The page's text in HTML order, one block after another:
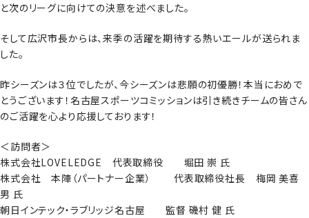
と次のリーグに向けての決意を述べました。
そして広沢市長からは、来季の活躍を期待する熱いエールが送られま
した。
昨シーズンは３位でしたが、今シーズンは悲願の初優勝！本当におめで
とうございます！名古屋スポーツコミッションは引き続きチームの皆さん
のご活躍を心より応援しております！
＜訪問者＞
株式会社LOVELEDGE 代表取締役 堀田 崇 氏
株式会社 本陣（パートナー企業） 代表取締役社長 梅岡 美喜
男 氏
朝日インテック・ラブリッジ名古屋 監督 磯村 健 氏